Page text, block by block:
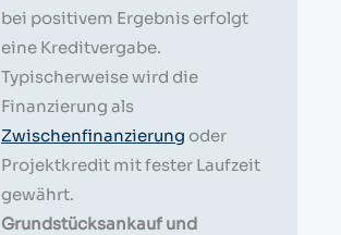
bei positivem Ergebnis erfolgt
eine Kreditvergabe.
Typischerweise wird die
Finanzierung als
Zwischenfinanzierung oder
Projektkredit mit fester Laufzeit
gewährt.
Grundstücksankauf und